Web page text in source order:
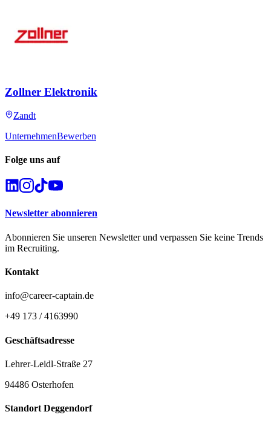
Zollner Elektronik
Zandt
UnternehmenBewerben
Folge uns auf
Newsletter abonnieren
Abonnieren Sie unseren Newsletter und verpassen Sie keine Trends
im Recruiting.
Kontakt
info@career-captain.de
+49 173 / 4163990
Geschäftsadresse
Lehrer-Leidl-Straße 27
94486 Osterhofen
Standort Deggendorf